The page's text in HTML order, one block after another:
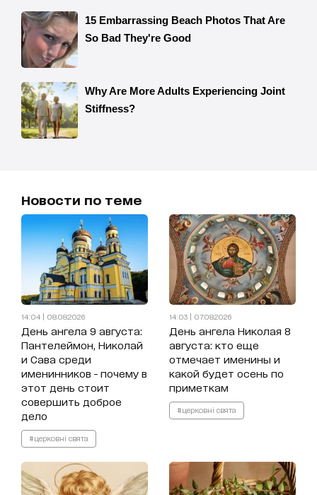
Новости по теме
14:04 | 08.08.2026
День ангела 9 августа:
Пантелеймон, Николай
и Сава среди
именинников - почему в
этот день стоит
совершить доброе
дело
#церковні свята
14:03 | 07.08.2026
День ангела Николая 8
августа: кто еще
отмечает именины и
какой будет осень по
приметкам
#церковні свята